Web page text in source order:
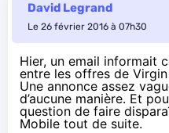
David Legrand
Le 26 février 2016 à 07h30
Hier, un email informait
entre les offres de
Une annonce assez
d’aucune manière. Et
question de faire
Mobile tout de suite.